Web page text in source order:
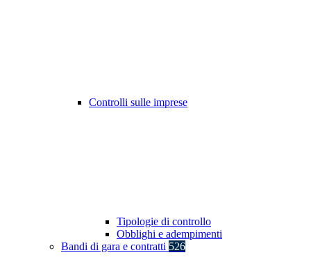
Controlli sulle imprese
Tipologie di controllo
Obblighi e adempimenti
Bandi di gara e contratti 526